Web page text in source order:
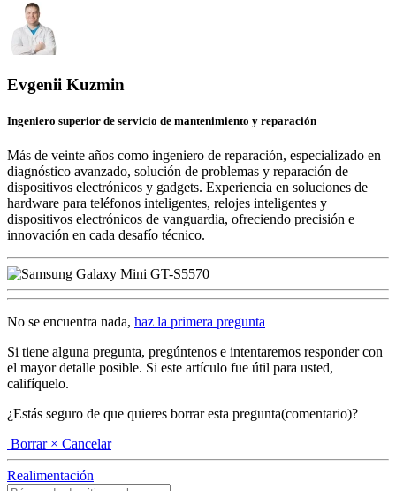
Evgenii Kuzmin
Ingeniero superior de servicio de mantenimiento y reparación
Más de veinte años como ingeniero de reparación, especializado en
diagnóstico avanzado, solución de problemas y reparación de
dispositivos electrónicos y gadgets. Experiencia en soluciones de
hardware para teléfonos inteligentes, relojes inteligentes y
dispositivos electrónicos de vanguardia, ofreciendo precisión e
innovación en cada desafío técnico.
No se encuentra nada, haz la primera pregunta
Si tiene alguna pregunta, pregúntenos e intentaremos responder con
el mayor detalle posible. Si este artículo fue útil para usted,
califíquelo.
¿Estás seguro de que quieres borrar esta pregunta(comentario)?
Borrar × Cancelar
Realimentación